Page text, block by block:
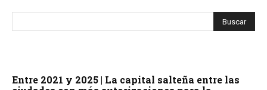
Entre 2021 y 2025 | La capital salteña entre las